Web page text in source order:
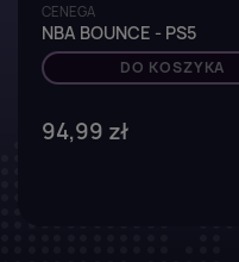
CENEGA
NBA BOUNCE - PS5
DO KOSZYKA
94,99 zł